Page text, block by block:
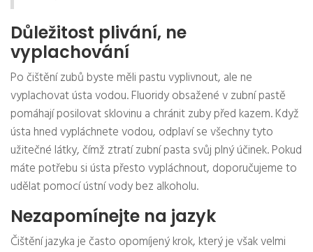
Důležitost plivání, ne
vyplachování
Po čištění zubů byste měli pastu vyplivnout, ale ne
vyplachovat ústa vodou. Fluoridy obsažené v zubní pastě
pomáhají posilovat sklovinu a chránit zuby před kazem. Když
ústa hned vypláchnete vodou, odplaví se všechny tyto
užitečné látky, čímž ztratí zubní pasta svůj plný účinek. Pokud
máte potřebu si ústa přesto vypláchnout, doporučujeme to
udělat pomocí ústní vody bez alkoholu.
Nezapomínejte na jazyk
Čištění jazyka je často opomíjený krok, který je však velmi